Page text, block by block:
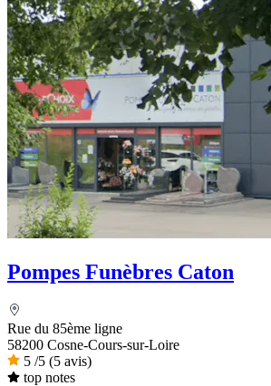
Pompes Funèbres Caton
Rue du 85ème ligne
58200 Cosne-Cours-sur-Loire
5 /5 (5 avis)
top notes